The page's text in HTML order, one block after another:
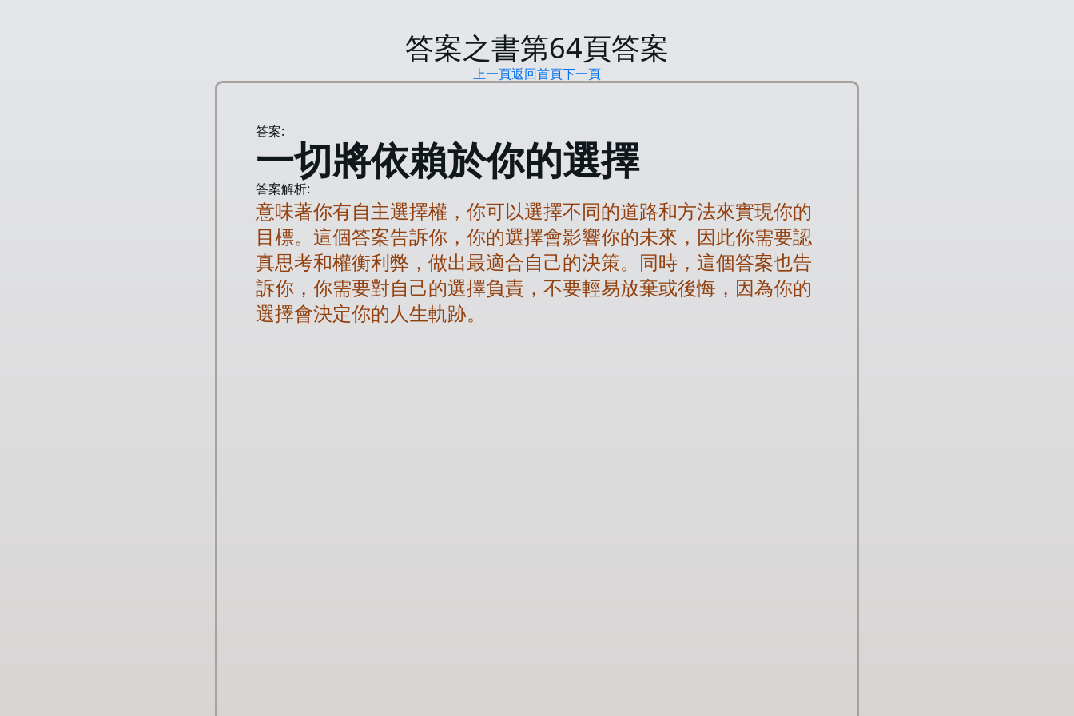
答案之書第64頁答案
上一頁返回首頁下一頁
答案:
一切將依賴於你的選擇
答案解析:
意味著你有自主選擇權，你可以選擇不同的道路和方法來實現你的
目標。這個答案告訴你，你的選擇會影響你的未來，因此你需要認
真思考和權衡利弊，做出最適合自己的決策。同時，這個答案也告
訴你，你需要對自己的選擇負責，不要輕易放棄或後悔，因為你的
選擇會決定你的人生軌跡。